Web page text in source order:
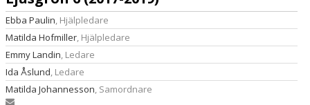
Ebba Paulin, Hjälpledare
Matilda Hofmiller, Hjälpledare
Emmy Landin, Ledare
Ida Åslund, Ledare
Matilda Johannesson, Samordnare